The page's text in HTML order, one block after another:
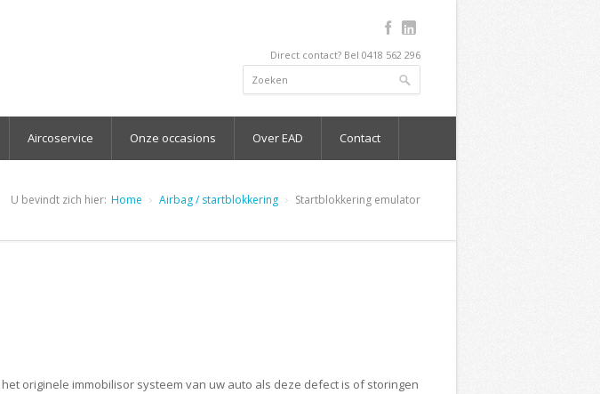
Direct contact? Bel 0418 562 296
Aircoservice Onze occasions Over EAD Contact
U bevindt zich hier: Home Airbag / startblokkering Startblokkering emulator
originele immobilisor systeem van uw auto als deze defect is of storingen